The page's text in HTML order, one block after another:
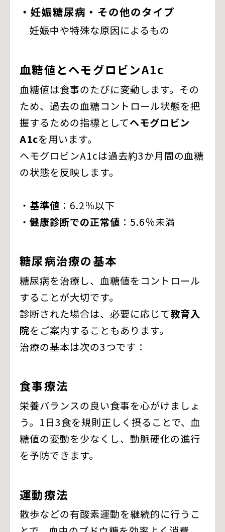
・妊娠糖尿病・その他のタイプ
妊娠中や特殊な原因によるもの
血糖値とヘモグロビンA1c
血糖値は食事のたびに変動します。その
ため、過去の血糖コントロール状態を把
握するための指標としてヘモグロビン
A1cを用います。
ヘモグロビンA1cは過去約3か月間の血糖
の状態を反映します。
・ 基準値 ：6.2％以下
・健康診断での正常値 ：5.6％未満
糖尿病治療の基本
糖尿病を治療し、血糖値をコントロール
することが大切です。
診断された場合は、必要に応じて教育入
院をご案内することもあります。
治療の基本は次の3つです：
食事療法
栄養バランスの良い食事を心がけましょ
う。1日3食を規則正しく摂ることで、血
糖値の変動を少なくし、動脈硬化の進行
を予防できます。
運動療法
散歩などの有酸素運動を継続的に行うこ